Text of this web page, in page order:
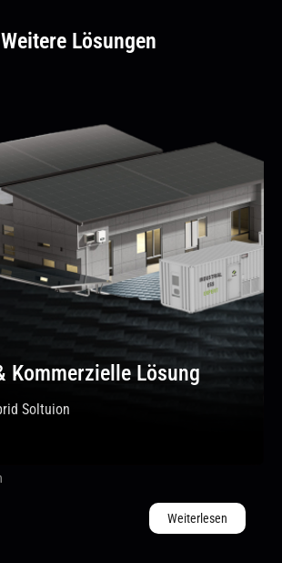
Weitere Lösungen
Kommerzielle Lösung
Soltuion
Weiterlesen